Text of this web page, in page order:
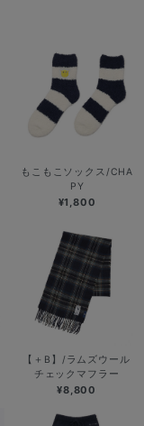
もこもこソックス/CHA
PY
¥1,800
【＋B】/ラムズウール
チェックマフラー
¥8,800